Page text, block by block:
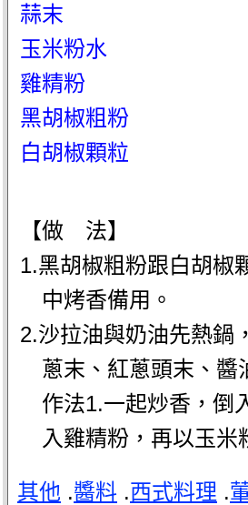
蒜末
玉米粉水
雞精粉
黑胡椒粗粉
白胡椒顆粒
【做 法】
1.黑胡椒粗粉跟白胡椒
中烤香備用。
2.沙拉油與奶油先熱鍋
蔥末、紅蔥頭末、醬
作法1.一起炒香，倒
入雞精粉，再以玉米
其他 .醬料 .西式料理 .